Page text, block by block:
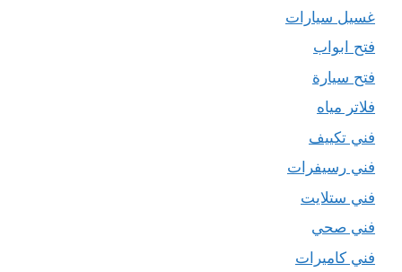
غسيل سيارات
فتح ابواب
فتح سيارة
فلاتر مياه
فني تكييف
فني رسيفرات
فني ستلايت
فني صحي
فني كاميرات